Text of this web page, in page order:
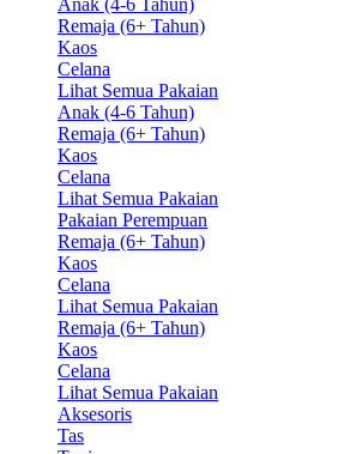
Remaja (6+ Tahun)
Kaos
Celana
Lihat Semua Pakaian
Anak (4-6 Tahun)
Remaja (6+ Tahun)
Kaos
Celana
Lihat Semua Pakaian
Pakaian Perempuan
Remaja (6+ Tahun)
Kaos
Celana
Lihat Semua Pakaian
Remaja (6+ Tahun)
Kaos
Celana
Lihat Semua Pakaian
Aksesoris
Tas